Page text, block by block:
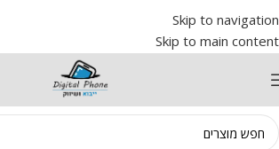
Skip to navigation
Skip to main content